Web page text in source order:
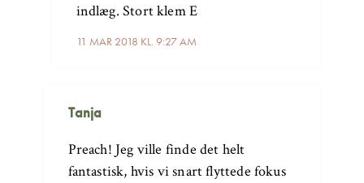
11 MAR 2018 KL. 9:27 AM
indlæg. Stort klem E
Tanja
Preach! Jeg ville finde det helt
fantastisk, hvis vi snart flyttede fokus